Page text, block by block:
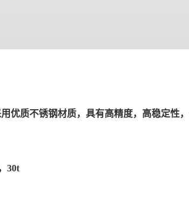
优质不锈钢材质，具有高精度，高稳定性
30t